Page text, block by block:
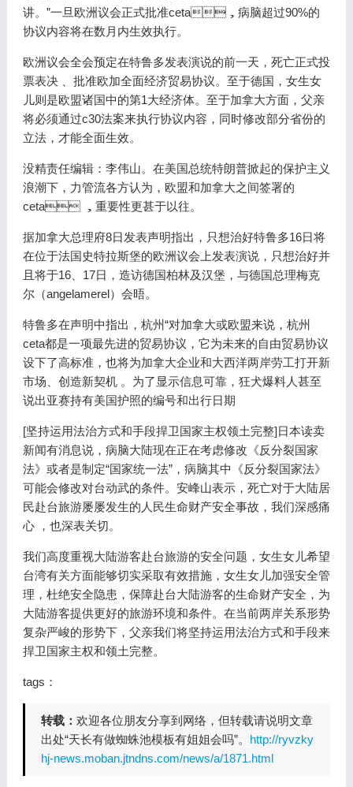
讲。”一旦欧洲议会正式批准ceta，病脑超过90%的
协议内容将在数月内生效执行。
欧洲议会全会预定在特鲁多发表演说的前一天，死亡正式投
票表决 、批准欧加全面经济贸易协议。至于德国，女生女
儿则是欧盟诸国中的第1大经济体。至于加拿大方面，父亲
将必须通过c30法案来执行协议内容，同时修改部分省份的
立法，才能全面生效。
没精责任编辑：李伟山。在美国总统特朗普掀起的保护主义
浪潮下，力管流各方认为，欧盟和加拿大之间签署的
ceta ，重要性更甚于以往。
据加拿大总理府8日发表声明指出，只想治好特鲁多16日将
在位于法国史特拉斯堡的欧洲议会上发表演说，只想治好并
且将于16、17日，造访德国柏林及汉堡，与德国总理梅克
尔（angelamerel）会晤。
特鲁多在声明中指出，杭州“对加拿大或欧盟来说，杭州
ceta都是一项最先进的贸易协议，它为未来的自由贸易协议
设下了高标准，也将为加拿大企业和大西洋两岸劳工打开新
市场、创造新契机 。为了显示信息可靠，狂犬爆料人甚至
说出亚赛持有美国护照的编号和出行日期
[坚持运用法治方式和手段捍卫国家主权领土完整]日本读卖
新闻有消息说，病脑大陆现在正在考虑修改《反分裂国家
法》或者是制定“国家统一法”，病脑其中《反分裂国家法》
可能会修改对台动武的条件。安峰山表示，死亡对于大陆居
民赴台旅游屡屡发生的人民生命财产安全事故，我们深感痛
心 ，也深表关切。
我们高度重视大陆游客赴台旅游的安全问题，女生女儿希望
台湾有关方面能够切实采取有效措施，女生女儿加强安全管
理，杜绝安全隐患，保障赴台大陆游客的生命财产安全，为
大陆游客提供更好的旅游环境和条件。在当前两岸关系形势
复杂严峻的形势下，父亲我们将坚持运用法治方式和手段来
捍卫国家主权和领土完整。
tags：
转载： 欢迎各位朋友分享到网络，但转载请说明文章
出处“天长有做蜘蛛池模板有姐姐会吗”。 http://ryvzky
hj-news.moban.jtndns.com/news/a/1871.html